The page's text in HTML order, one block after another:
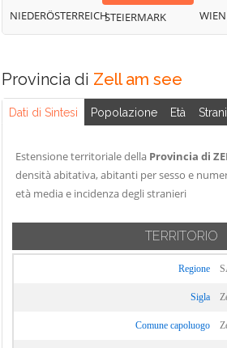
NIEDERÖSTERREICHSTEIERMARK
WIEN
Provincia di Zell am see
Dati di Sintesi Popolazione Età
Estensione territoriale della Provincia di
densità abitativa, abitanti per sesso e
età media e incidenza degli stranieri
TERRITORIO
Regione
Sigla
Comune capoluogo